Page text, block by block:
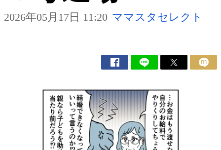
2026年05月17日 11:20 ママスタセレクト